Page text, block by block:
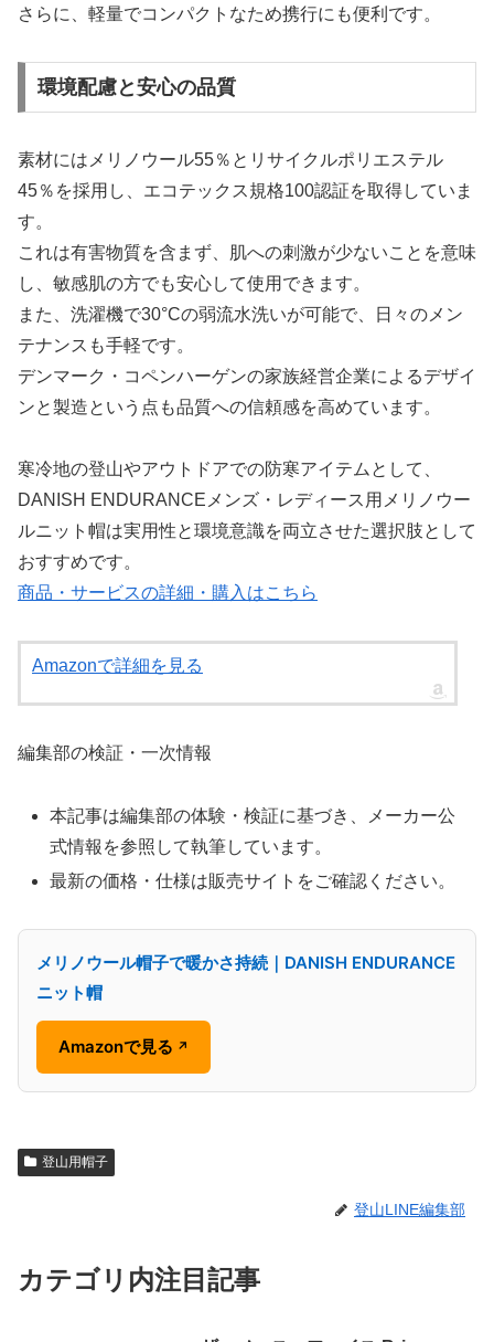
さらに、軽量でコンパクトなため携行にも便利です。
環境配慮と安心の品質
素材にはメリノウール55％とリサイクルポリエステル
45％を採用し、エコテックス規格100認証を取得していま
す。
これは有害物質を含まず、肌への刺激が少ないことを意味
し、敏感肌の方でも安心して使用できます。
また、洗濯機で30°Cの弱流水洗いが可能で、日々のメン
テナンスも手軽です。
デンマーク・コペンハーゲンの家族経営企業によるデザイ
ンと製造という点も品質への信頼感を高めています。
寒冷地の登山やアウトドアでの防寒アイテムとして、
DANISH ENDURANCEメンズ・レディース用メリノウー
ルニット帽は実用性と環境意識を両立させた選択肢として
おすすめです。
商品・サービスの詳細・購入はこちら
Amazonで詳細を見る
編集部の検証・一次情報
本記事は編集部の体験・検証に基づき、メーカー公
式情報を参照して執筆しています。
最新の価格・仕様は販売サイトをご確認ください。
メリノウール帽子で暖かさ持続｜DANISH ENDURANCE
ニット帽
Amazonで見る ↗
登山用帽子
登山LINE編集部
カテゴリ内注目記事